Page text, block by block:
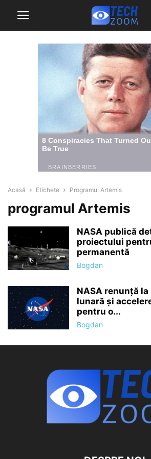
Acasă Etichete Programul Artemis
programul Artemis
NASA publică
proiectului
permanentă
Bogdan
NASA renunță
lunară și
pentru o...
Bogdan